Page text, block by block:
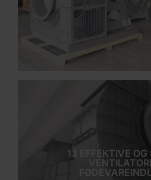
13 EFFEKTIVE